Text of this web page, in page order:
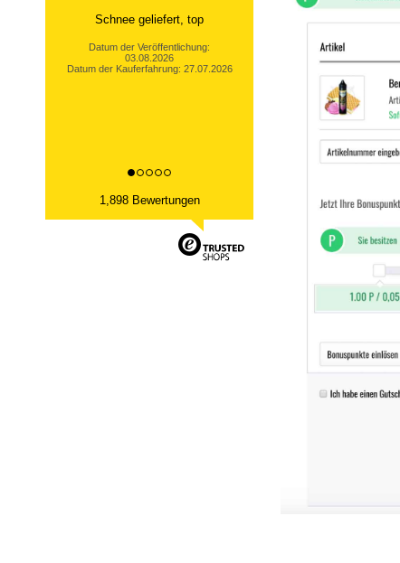
Schnee geliefert, top
Datum der Veröffentlichung:
03.08.2026
Datum der Kauferfahrung: 27.07.2026
1,898 Bewertungen